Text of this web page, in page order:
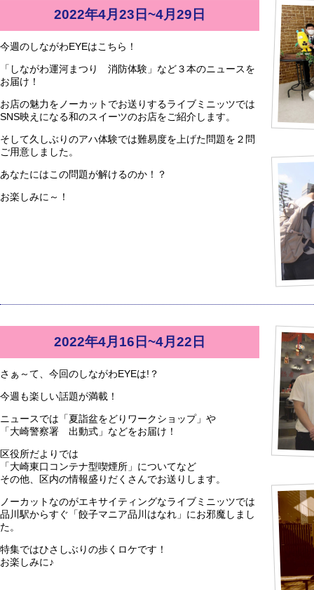
2022年4月23日~4月29日
今週のしながわEYEはこちら！
「しながわ運河まつり 消防体験」など３本のニュースを
お届け！
お店の魅力をノーカットでお送りするライブミニッツでは
SNS映えになる和のスイーツのお店をご紹介します。
そして久しぶりのアハ体験では難易度を上げた問題を２問
ご用意しました。
あなたにはこの問題が解けるのか！？
お楽しみに～！
2022年4月16日~4月22日
さぁ～て、今回のしながわEYEは!？
今週も楽しい話題が満載！
ニュースでは「夏詣盆をどりワークショップ」や
「大崎警察署 出動式」などをお届け！
区役所だよりでは
「大崎東口コンテナ型喫煙所」についてなど
その他、区内の情報盛りだくさんでお送りします。
ノーカットなのがエキサイティングなライブミニッツでは
品川駅からすぐ「餃子マニア品川はなれ」にお邪魔しまし
た。
特集ではひさしぶりの歩くロケです！
お楽しみに♪